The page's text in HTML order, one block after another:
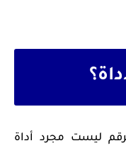
ليست مجرد أداة